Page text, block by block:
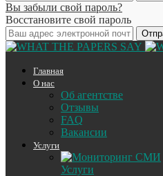
Вы забыли свой пароль?
Восстановите свой пароль
Главная
О нас
Об агентстве
Отзывы
FAQ
Вакансии
Услуги
Услуги